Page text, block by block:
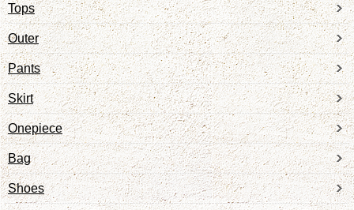
Tops
Outer
Pants
Skirt
Onepiece
Bag
Shoes